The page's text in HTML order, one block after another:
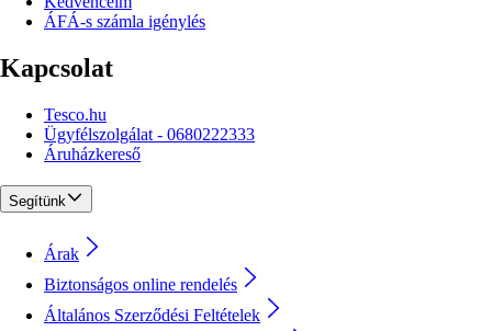
ÁFÁ-s számla igénylés
Kapcsolat
Tesco.hu
Ügyfélszolgálat - 0680222333
Áruházkereső
Segítünk
Árak
Biztonságos online rendelés
Általános Szerződési Feltételek